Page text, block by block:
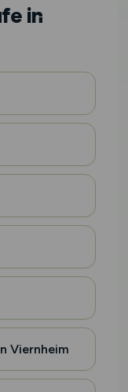
in
Viernheim